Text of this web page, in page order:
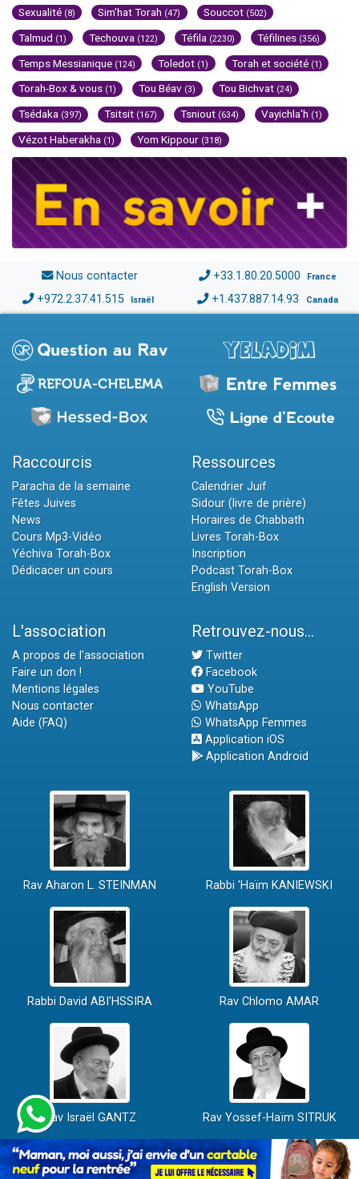
Sexualité (8) Sim'hat Torah (47) Souccot (502)
Talmud (1) Techouva (122) Téfila (2230) Téfilines (356)
Temps Messianique (124) Toledot (1) Torah et société (1)
Torah-Box & vous (1) Tou Béav (3) Tou Bichvat (24)
Tsédaka (397) Tsitsit (167) Tsniout (634) Vayichla'h (1)
Vézot Haberakha (1) Yom Kippour (318)
Nous contacter +33.1.80.20.5000 France
+972.2.37.41.515 Israël +1.437.887.14.93 Canada
Raccourcis
Paracha de la semaine
Fêtes Juives
News
Cours Mp3-Vidéo
Yéchiva Torah-Box
Dédicacer un cours
Ressources
Calendrier Juif
Sidour (livre de prière)
Horaires de Chabbath
Livres Torah-Box
Inscription
Podcast Torah-Box
English Version
L'association
A propos de l'association
Faire un don !
Mentions légales
Nous contacter
Aide (FAQ)
Retrouvez-nous...
Twitter
Facebook
YouTube
WhatsApp
WhatsApp Femmes
Application iOS
Application Android
Rav Aharon L. STEINMAN Rabbi 'Haïm KANIEWSKI
Rabbi David ABI'HSSIRA Rav Chlomo AMAR
Rav Israël GANTZ Rav Yossef-Haïm SITRUK